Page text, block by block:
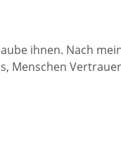
ihnen. Nach
Menschen